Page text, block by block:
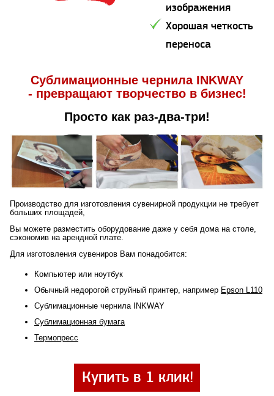
изображения
Хорошая четкость
переноса
Сублимационные чернила INKWAY
- превращают творчество в бизнес!
Просто как раз-два-три!
Производство для изготовления сувенирной продукции не требует
больших площадей,
Вы можете разместить оборудование даже у себя дома на столе,
сэкономив на арендной плате.
Для изготовления сувениров Вам понадобится:
Компьютер или ноутбук
Обычный недорогой струйный принтер, например Epson L110
Сублимационные чернила INKWAY
Сублимационная бумага
Термопресс
Купить в 1 клик!